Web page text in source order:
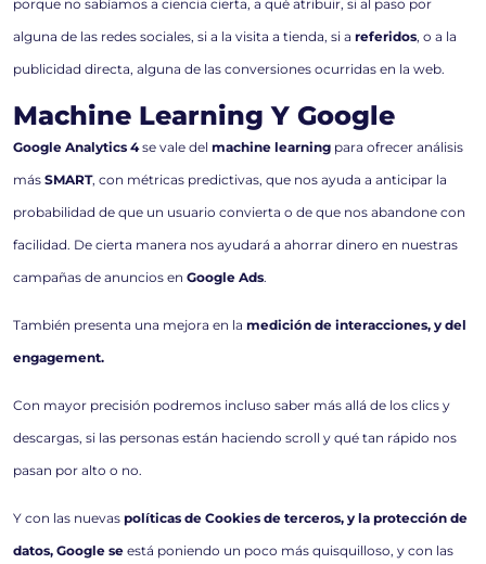
porque no sabíamos a ciencia cierta, a qué atribuir, si al paso por
alguna de las redes sociales, si a la visita a tienda, si a referidos, o a la
publicidad directa, alguna de las conversiones ocurridas en la web.
Machine Learning Y Google
Google Analytics 4se vale del machine learning para ofrecer análisis
más SMART, con métricas predictivas, que nos ayuda a anticipar la
probabilidad de que un usuario convierta o de que nos abandone con
facilidad. De cierta manera nos ayudará a ahorrar dinero en nuestras
campañas de anuncios en Google Ads.
También presenta una mejora en la medición de interacciones, y del
engagement.
Con mayor precisión podremos incluso saber más allá de los clics y
descargas, si las personas están haciendo scroll y qué tan rápido nos
pasan por alto o no.
Y con las nuevas políticas de Cookies de terceros, y la protección de
datos, Google se está poniendo un poco más quisquilloso, y con las